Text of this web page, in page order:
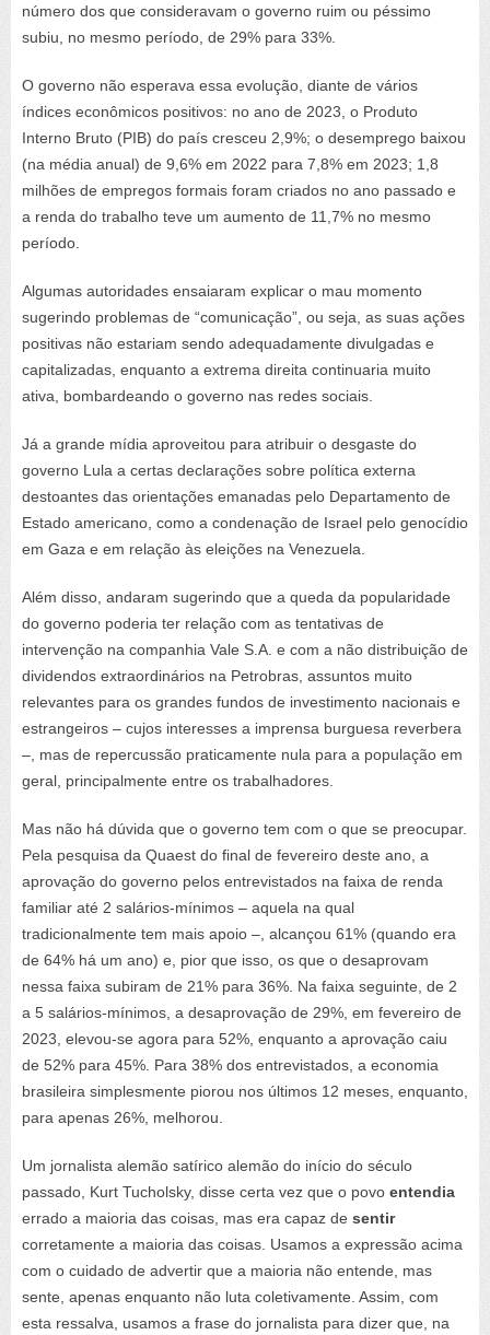
número dos que consideravam o governo ruim ou péssimo
subiu, no mesmo período, de 29% para 33%.
O governo não esperava essa evolução, diante de vários
índices econômicos positivos: no ano de 2023, o Produto
Interno Bruto (PIB) do país cresceu 2,9%; o desemprego baixou
(na média anual) de 9,6% em 2022 para 7,8% em 2023; 1,8
milhões de empregos formais foram criados no ano passado e
a renda do trabalho teve um aumento de 11,7% no mesmo
período.
Algumas autoridades ensaiaram explicar o mau momento
sugerindo problemas de “comunicação”, ou seja, as suas ações
positivas não estariam sendo adequadamente divulgadas e
capitalizadas, enquanto a extrema direita continuaria muito
ativa, bombardeando o governo nas redes sociais.
Já a grande mídia aproveitou para atribuir o desgaste do
governo Lula a certas declarações sobre política externa
destoantes das orientações emanadas pelo Departamento de
Estado americano, como a condenação de Israel pelo genocídio
em Gaza e em relação às eleições na Venezuela.
Além disso, andaram sugerindo que a queda da popularidade
do governo poderia ter relação com as tentativas de
intervenção na companhia Vale S.A. e com a não distribuição de
dividendos extraordinários na Petrobras, assuntos muito
relevantes para os grandes fundos de investimento nacionais e
estrangeiros – cujos interesses a imprensa burguesa reverbera
–, mas de repercussão praticamente nula para a população em
geral, principalmente entre os trabalhadores.
Mas não há dúvida que o governo tem com o que se preocupar.
Pela pesquisa da Quaest do final de fevereiro deste ano, a
aprovação do governo pelos entrevistados na faixa de renda
familiar até 2 salários-mínimos – aquela na qual
tradicionalmente tem mais apoio –, alcançou 61% (quando era
de 64% há um ano) e, pior que isso, os que o desaprovam
nessa faixa subiram de 21% para 36%. Na faixa seguinte, de 2
a 5 salários-mínimos, a desaprovação de 29%, em fevereiro de
2023, elevou-se agora para 52%, enquanto a aprovação caiu
de 52% para 45%. Para 38% dos entrevistados, a economia
brasileira simplesmente piorou nos últimos 12 meses, enquanto,
para apenas 26%, melhorou.
Um jornalista alemão satírico alemão do início do século
passado, Kurt Tucholsky, disse certa vez que o povo entendia
errado a maioria das coisas, mas era capaz de sentir
corretamente a maioria das coisas. Usamos a expressão acima
com o cuidado de advertir que a maioria não entende, mas
sente, apenas enquanto não luta coletivamente. Assim, com
esta ressalva, usamos a frase do jornalista para dizer que, na